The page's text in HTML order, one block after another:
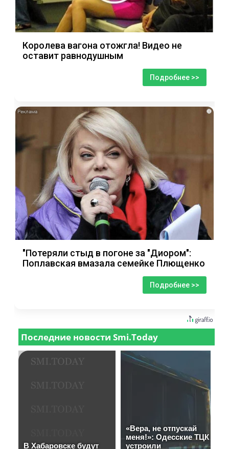
Королева вагона отожгла! Видео не
оставит равнодушным
Подробнее >>
i
"Потеряли стыд в погоне за "Диором":
Поплавская вмазала семейке Плющенко
Подробнее >>